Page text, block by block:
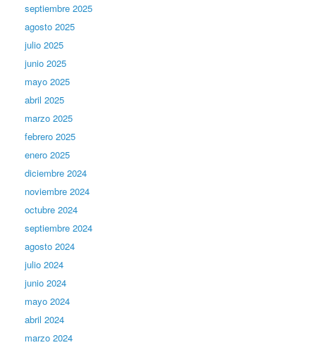
septiembre 2025
agosto 2025
julio 2025
junio 2025
mayo 2025
abril 2025
marzo 2025
febrero 2025
enero 2025
diciembre 2024
noviembre 2024
octubre 2024
septiembre 2024
agosto 2024
julio 2024
junio 2024
mayo 2024
abril 2024
marzo 2024